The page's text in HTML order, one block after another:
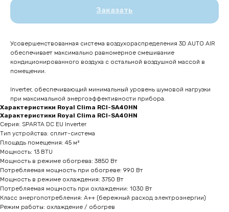
Заказать
Усовершенствованная система воздухораспределения 3D AUTO AIR
обеспечивает максимально равномерное смешивание
кондиционированного воздуха с остальной воздушной массой в
помещении.
Inverter, обеспечивающий минимальный уровень шумовой нагрузки
при максимальной энергоэффективности прибора.
Характеристики Royal Clima RCI-SA40HN​
Характеристики Royal Clima RCI-SA40HN​
Серия: SPARTA DC EU Inverter
Тип устройства: сплит-система
Площадь помещения: 45 м²
Мощность: 13 BTU
Мощность в режиме обогрева: 3850 Вт
Потребляемая мощность при обогреве: 990 Вт
Мощность в режиме охлаждения: 3750 Вт
Потребляемая мощность при охлаждении: 1030 Вт
Класс энергопотребления: А++ (бережный расход электроэнергии)
Режим работы: охлаждение / обогрев